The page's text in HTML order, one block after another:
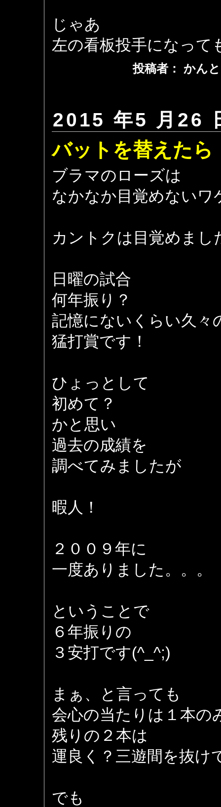
じゃあ
左の看板投手になって
投稿者： かん
2015 年5 月26
バットを替えたら
ブラマのローズは
なかなか目覚めないワ
カントクは目覚めまし
日曜の試合
何年振り？
記憶にないくらい久々
猛打賞です！
ひょっとして
初めて？
かと思い
過去の成績を
調べてみましたが
暇人！
２００９年に
一度ありました。。。
ということで
６年振りの
３安打です(^_^;)
まぁ、と言っても
会心の当たりは１本の
残りの２本は
運良く？三遊間を抜け
でも